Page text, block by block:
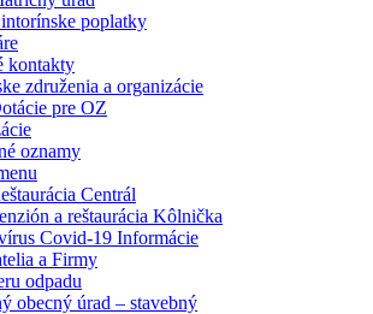
poplatky
kontakty
združenia a organizácie
pre OZ
oznamy
Centrál
a reštaurácia Kôlnička
Covid-19 Informácie
a Firmy
odpadu
obecný úrad – stavebný